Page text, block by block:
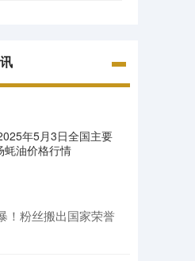
年5月3日全国主要
蚝油价格行情
！粉丝搬出国家荣誉